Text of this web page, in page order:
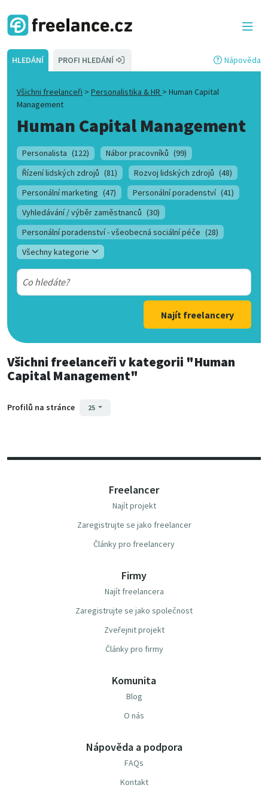
HLEDÁNÍ PROFI HLEDÁNÍ Nápověda
Všichni freelanceři > Personalistika & HR > Human Capital
Management
Human Capital Management
Personalista (122) Nábor pracovníků (99)
Řízení lidských zdrojů (81) Rozvoj lidských zdrojů (48)
Personální marketing (47) Personální poradenství (41)
Vyhledávání / výběr zaměstnanců (30)
Personální poradenství - všeobecná sociální péče (28)
Všechny kategorie
Najít freelancery
Všichni freelanceřiv kategorii "Human
Capital Management"
Profilů na stránce 25
Freelancer
Najít projekt
Zaregistrujte se jako freelancer
Články pro freelancery
Firmy
Najít freelancera
Zaregistrujte se jako společnost
Zveřejnit projekt
Články pro firmy
Komunita
Blog
O nás
Nápověda a podpora
FAQs
Kontakt